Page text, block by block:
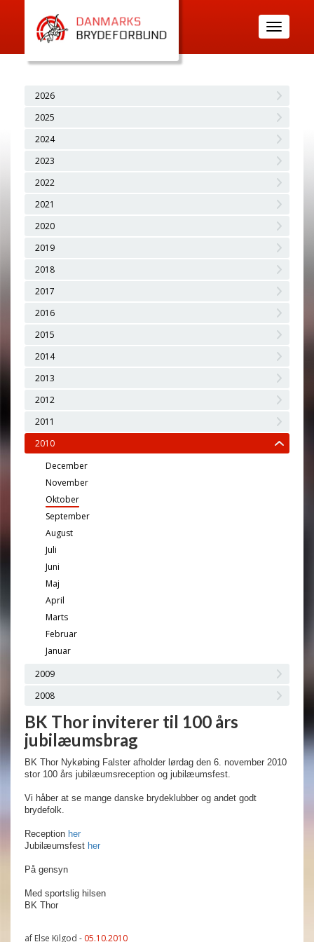
Toggle
navigation
2026
2025
2024
2023
2022
2021
2020
2019
2018
2017
2016
2015
2014
2013
2012
2011
2010
December
November
Oktober
September
August
Juli
Juni
Maj
April
Marts
Februar
Januar
2009
2008
BK Thor inviterer til 100 års
jubilæumsbrag
BK Thor Nykøbing Falster afholder lørdag den 6. november 2010
stor 100 års jubilæumsreception og jubilæumsfest.
Vi håber at se mange danske brydeklubber og andet godt
brydefolk.
Reception her
Jubilæumsfest her
På gensyn
Med sportslig hilsen
BK Thor
af Else Kilgod - 05.10.2010